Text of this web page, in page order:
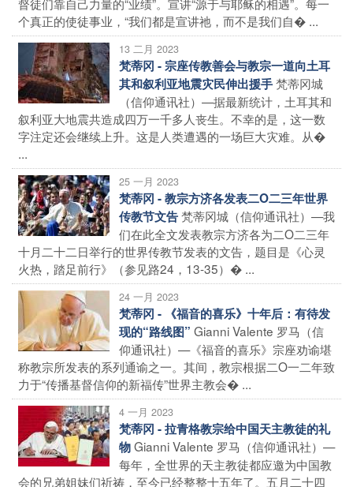
个真正的使徒事业，“我们都是宣讲祂，而不是我们自� ...
13 二月 2023
梵蒂冈 - 宗座传教善会与教宗一道向土耳
其和叙利亚地震灾民伸出援手梵蒂冈城
（信仰通讯社）—据最新统计，土耳其和
叙利亚大地震共造成四万一千多人丧生。不幸的是，这一数
字注定还会继续上升。这是人类遭遇的一场巨大灾难。从�
...
25 一月 2023
梵蒂冈 - 教宗方济各发表二O二三年世界
传教节文告梵蒂冈城（信仰通讯社）—我
们在此全文发表教宗方济各为二O二三年
十月二十二日举行的世界传教节发表的文告，题目是《心灵
火热，踏足前行》（参见路24，13-35）� ...
24 一月 2023
梵蒂冈 - 《福音的喜乐》十年后：有待发
现的“路线图” Gianni Valente 罗马（信
仰通讯社）—《福音的喜乐》宗座劝谕堪
称教宗所发表的系列通谕之一。其间，教宗根据二O一二年致
力于“传播基督信仰的新福传”世界主教会� ...
4 一月 2023
梵蒂冈 - 拉青格教宗给中国天主教徒的礼
物Gianni Valente 罗马（信仰通讯社）—
每年，全世界的天主教徒都应邀为中国教
会的兄弟姐妹们祈祷，至今已经整整十五年了。五月二十四